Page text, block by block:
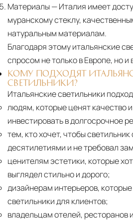
Материалы— Италия имеет
муранскому стеклу,
натуральным материалам.
Благодаря этому итальянские
спросом не только в Европе, но и
КОМУ ПОДХОДЯТ
СВЕТИЛЬНИКИ?
Итальянские светильники
людям, которые ценят качество
инвестировать в долгосрочное
тем, кто хочет, чтобы
десятилетиями и не требовал
ценителям эстетики, которые
выглядел стильно и дорого;
дизайнерам интерьеров,
светильники для клиентов;
владельцам отелей, ресторанов